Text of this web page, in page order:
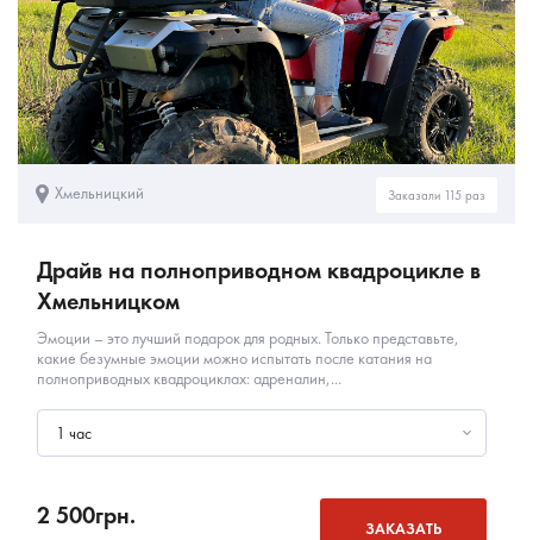
Хмельницкий Заказали 115 раз
Драйв на полноприводном квадроцикле в
Хмельницком
Эмоции – это лучший подарок для родных. Только представьте,
какие безумные эмоции можно испытать после катания на
полноприводных квадроциклах: адреналин,...
1 час
2 500грн. ЗАКАЗАТЬ